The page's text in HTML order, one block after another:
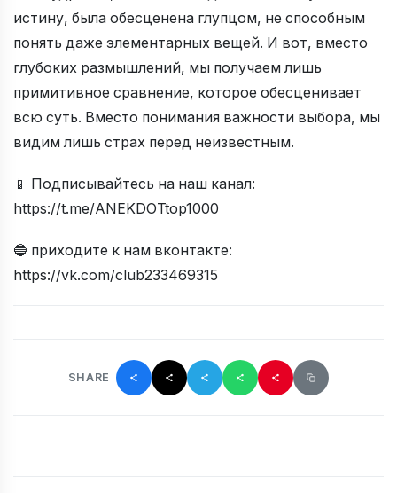
истину, была обесценена глупцом, не способным
понять даже элементарных вещей. И вот, вместо
глубоких размышлений, мы получаем лишь
примитивное сравнение, которое обесценивает
всю суть. Вместо понимания важности выбора, мы
видим лишь страх перед неизвестным.
📱 Подписывайтесь на наш канал:
https://t.me/ANEKDOTtop1000
🔵 приходите к нам вконтакте:
https://vk.com/club233469315
SHARE